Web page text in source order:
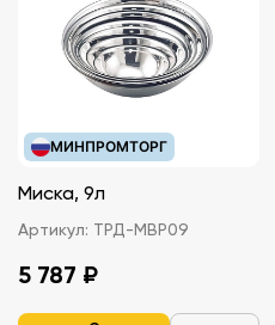
МИНПРОМТОРГ
Миска, 9л
Артикул: ТРД-MBP09
5 787 ₽